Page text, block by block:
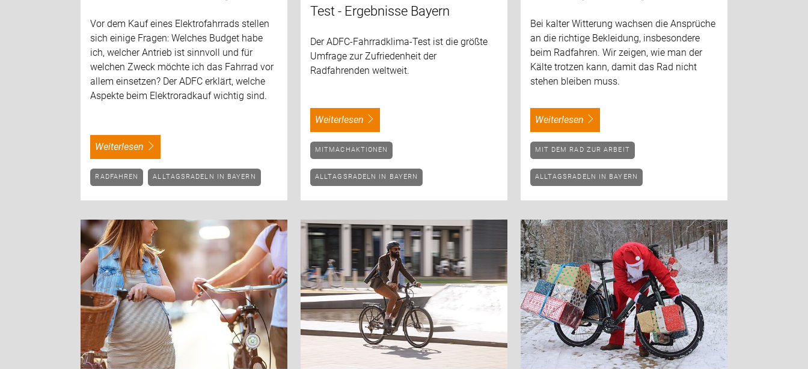
Vor dem Kauf eines Elektrofahrrads stellen
sich einige Fragen: Welches Budget habe
ich, welcher Antrieb ist sinnvoll und für
welchen Zweck möchte ich das Fahrrad vor
allem einsetzen? Der ADFC erklärt, welche
Aspekte beim Elektroradkauf wichtig sind.
weiterlesen
RADFAHREN ALLTAGSRADELN IN BAYERN
Test - Ergebnisse Bayern
Der ADFC-Fahrradklima-Test ist die größte
Umfrage zur Zufriedenheit der
Radfahrenden weltweit.
weiterlesen
MITMACHAKTIONEN
ALLTAGSRADELN IN BAYERN
Bei kalter Witterung wachsen die Ansprüche
an die richtige Bekleidung, insbesondere
beim Radfahren. Wir zeigen, wie man der
Kälte trotzen kann, damit das Rad nicht
stehen bleiben muss.
weiterlesen
MIT DEM RAD ZUR ARBEIT
ALLTAGSRADELN IN BAYERN